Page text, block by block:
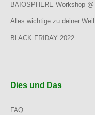
BAIOSPHERE Workshop
Alles wichtige zu deiner
BLACK FRIDAY 2022
Dies und Das
FAQ